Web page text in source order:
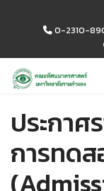
0-2310-
ประกาศ
การทด